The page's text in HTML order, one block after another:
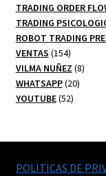
TRADING ORDER
TRADING
ROBOT TRADING
VENTAS 154154
productos
VILMA NUÑEZ 88
WHATSAPP 2020
YOUTUBE 5252
POLITICAS DE